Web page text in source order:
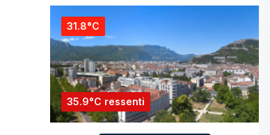
31.8°C
35.9°C ressenti